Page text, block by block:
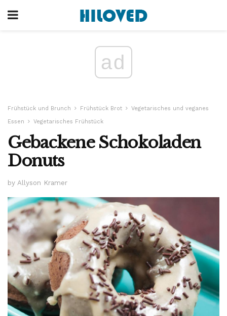
ad
Frühstück und Brunch Frühstück Brot
Vegetarisches und veganes
Essen
Vegetarisches Frühstück
Gebackene Schokoladen
Donuts
by Allyson Kramer